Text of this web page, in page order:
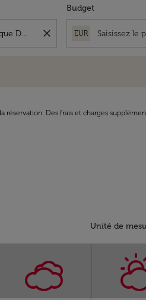
close
Budget
EUR
Des frais et charges
Unité de